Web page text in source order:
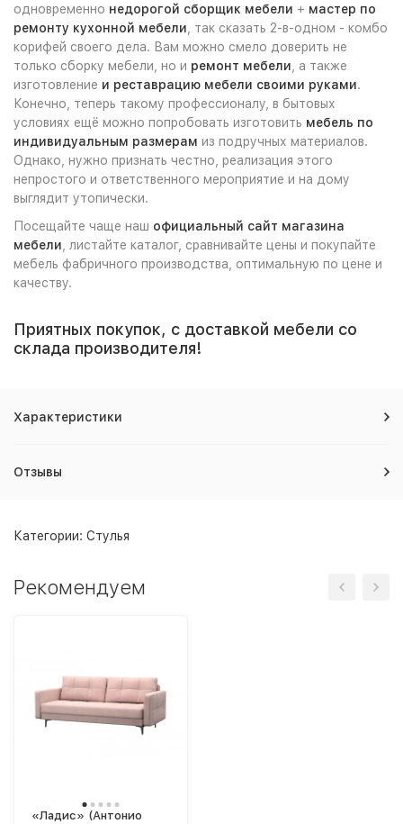
одновременно недорогой сборщик мебели + мастер по
ремонту кухонной мебели , так сказать 2-в-одном - комбо
корифей своего дела. Вам можно смело доверить не
только сборку мебели, но и ремонт мебели , а также
изготовление и реставрацию мебели своими руками.
Конечно, теперь такому профессионалу, в бытовых
условиях ещё можно попробовать изготовить мебель по
индивидуальным размерам из подручных материалов.
Однако, нужно признать честно, реализация этого
непростого и ответственного мероприятие и на дому
выглядит утопически.
Посещайте чаще наш официальный сайт магазина
мебели , листайте каталог, сравнивайте цены и покупайте
мебель фабричного производства, оптимальную по цене и
качеству.
Приятных покупок, с доставкой мебели со
склада производителя!
Характеристики
Отзывы
Категории: Стулья
Рекомендуем
«Ладис» (Антонио